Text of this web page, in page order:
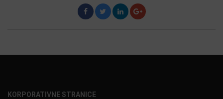
F T L G
KORPORATIVNE STRANICE